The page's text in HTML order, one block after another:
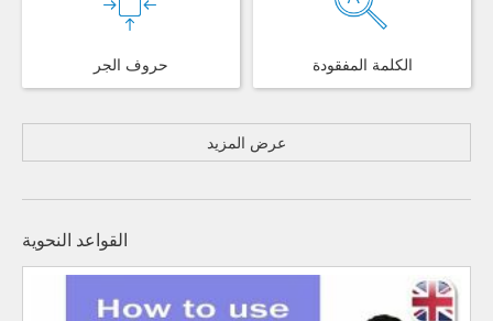
حروف الجر الكلمة المفقودة
عرض المزيد
القواعد النحوية